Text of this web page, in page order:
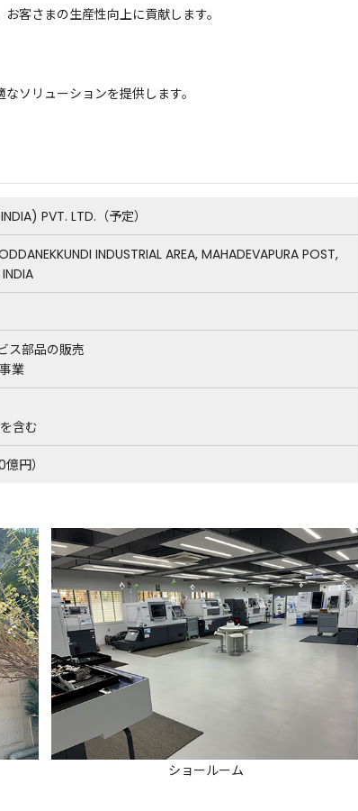
客さまの生産性向上に貢献します。
ソリューションを提供します。
PVT. LTD.（予定）
INDUSTRIAL AREA, MAHADEVAPURA POST,
ス部品の販売
業
含む
円）
ショールーム